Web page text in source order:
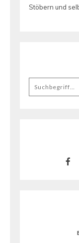
Stöbern und
Search
for: